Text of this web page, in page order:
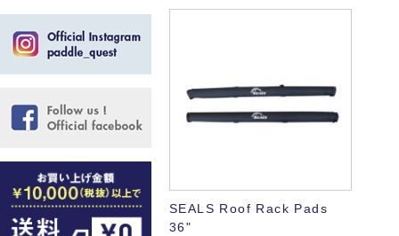
SEALS Roof Rack Pads
36"